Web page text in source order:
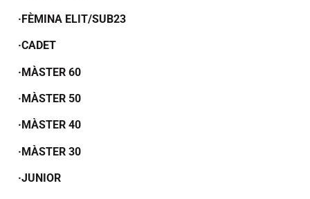
·FÈMINA ELIT/SUB23
·CADET
·MÀSTER 60
·MÀSTER 50
·MÀSTER 40
·MÀSTER 30
·JUNIOR